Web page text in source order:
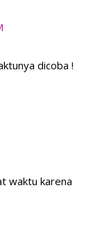
dicoba !
waktu karena